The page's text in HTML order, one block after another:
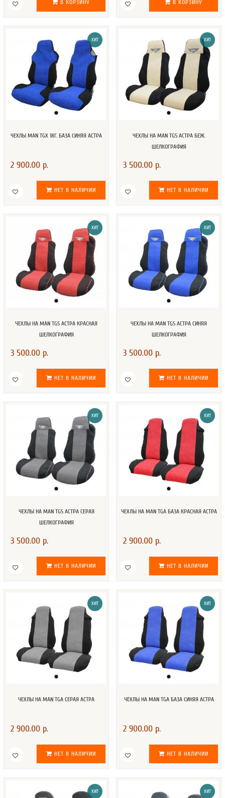
В КОРЗИНУ В КОРЗИНУ
ХИТ
ЧЕХЛЫ MAN TGX 18Г. БАЗА СИНЯЯ АСТРА
2 900.00 р.
НЕТ В НАЛИЧИИ
ХИТ
ЧЕХЛЫ НА MAN TGS АСТРА БЕЖ.
ШЕЛКОГРАФИЯ
3 500.00 р.
НЕТ В НАЛИЧИИ
ХИТ
ЧЕХЛЫ НА MAN TGS АСТРА КРАСНАЯ
ШЕЛКОГРАФИЯ
3 500.00 р.
НЕТ В НАЛИЧИИ
ХИТ
ЧЕХЛЫ НА MAN TGS АСТРА СИНЯЯ
ШЕЛКОГРАФИЯ
3 500.00 р.
НЕТ В НАЛИЧИИ
ХИТ
ЧЕХЛЫ НА MAN TGS АСТРА СЕРАЯ
ШЕЛКОГРАФИЯ
3 500.00 р.
НЕТ В НАЛИЧИИ
ХИТ
ЧЕХЛЫ НА MAN TGA БАЗА КРАСНАЯ АСТРА
2 900.00 р.
НЕТ В НАЛИЧИИ
ХИТ
ЧЕХЛЫ НА MAN TGA СЕРАЯ АСТРА
2 900.00 р.
НЕТ В НАЛИЧИИ
ХИТ
ЧЕХЛЫ НА MAN TGA БАЗА СИНЯЯ АСТРА
2 900.00 р.
НЕТ В НАЛИЧИИ
ХИТ ХИТ